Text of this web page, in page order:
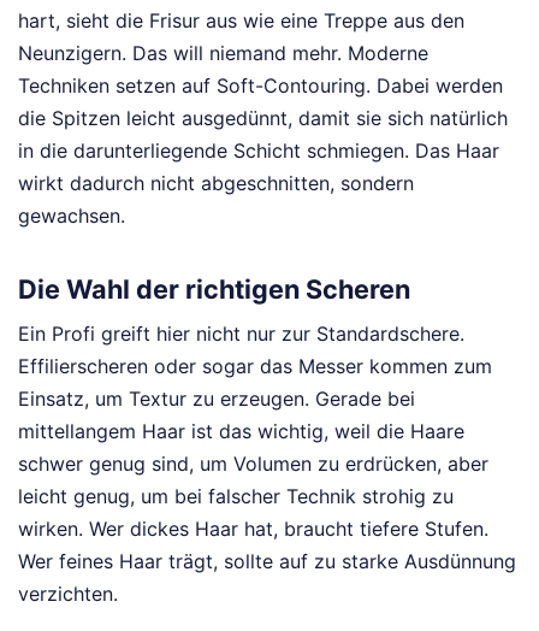
hart, sieht die Frisur aus wie eine Treppe aus den
Neunzigern. Das will niemand mehr. Moderne
Techniken setzen auf Soft-Contouring. Dabei werden
die Spitzen leicht ausgedünnt, damit sie sich natürlich
in die darunterliegende Schicht schmiegen. Das Haar
wirkt dadurch nicht abgeschnitten, sondern
gewachsen.
Die Wahl der richtigen Scheren
Ein Profi greift hier nicht nur zur Standardschere.
Effilierscheren oder sogar das Messer kommen zum
Einsatz, um Textur zu erzeugen. Gerade bei
mittellangem Haar ist das wichtig, weil die Haare
schwer genug sind, um Volumen zu erdrücken, aber
leicht genug, um bei falscher Technik strohig zu
wirken. Wer dickes Haar hat, braucht tiefere Stufen.
Wer feines Haar trägt, sollte auf zu starke Ausdünnung
verzichten.